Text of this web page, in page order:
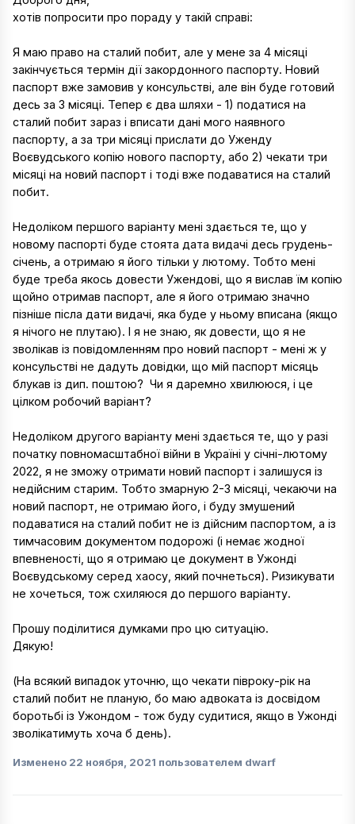
хотів попросити про пораду у такій справі:
Я маю право на сталий побит, але у мене за 4 місяці
закінчується термін дії закордонного паспорту. Новий
паспорт вже замовив у консульстві, але він буде готовий
десь за 3 місяці. Тепер є два шляхи - 1) податися на
сталий побит зараз і вписати дані мого наявного
паспорту, а за три місяці прислати до Уженду
Воєвудського копію нового паспорту, або 2) чекати три
місяці на новий паспорт і тоді вже подаватися на сталий
побит.
Недоліком першого варіанту мені здається те, що у
новому паспорті буде стоята дата видачі десь грудень-
січень, а отримаю я його тільки у лютому. Тобто мені
буде треба якось довести Ужендові, що я вислав їм копію
щойно отримав паспорт, але я його отримаю значно
пізніше післа дати видачі, яка буде у ньому вписана (якщо
я нічого не плутаю). І я не знаю, як довести, що я не
зволікав із повідомленням про новий паспорт - мені ж у
консульстві не дадуть довідки, що мій паспорт місяць
блукав із дип. поштою? Чи я даремно хвилююся, і це
цілком робочий варіант?
Недоліком другого варіанту мені здається те, що у разі
початку повномасштабної війни в Україні у січні-лютому
2022, я не зможу отримати новий паспорт і залишуся із
недійсним старим. Тобто змарную 2-3 місяці, чекаючи на
новий паспорт, не отримаю його, і буду змушений
подаватися на сталий побит не із дійсним паспортом, а із
тимчасовим документом подорожі (і немає жодної
впевненості, що я отримаю це документ в Ужонді
Воєвудському серед хаосу, який почнеться). Ризикувати
не хочеться, тож схиляюся до першого варіанту.
Прошу поділитися думками про цю ситуацію.
Дякую!
(На всякий випадок уточню, що чекати півроку-рік на
сталий побит не планую, бо маю адвоката із досвідом
боротьбі із Ужондом - тож буду судитися, якщо в Ужонді
зволікатимуть хоча б день).
Изменено 22 ноября, 2021 пользователем dwarf